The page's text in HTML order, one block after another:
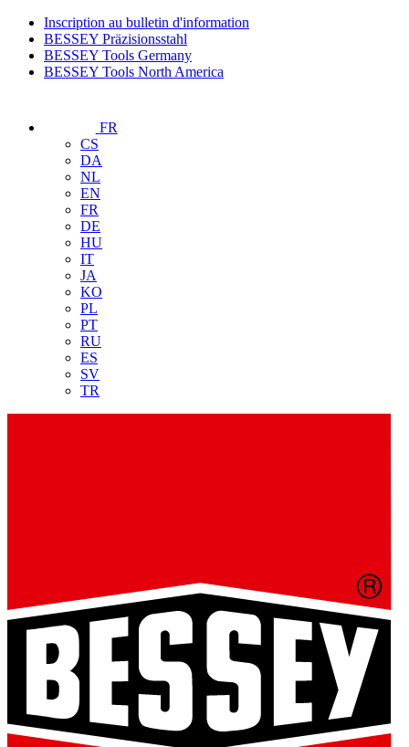
Inscription au bulletin d'information
BESSEY Präzisionsstahl
BESSEY Tools Germany
BESSEY Tools North America
FR
CS
DA
NL
EN
FR
DE
HU
IT
JA
KO
PL
PT
RU
ES
SV
TR